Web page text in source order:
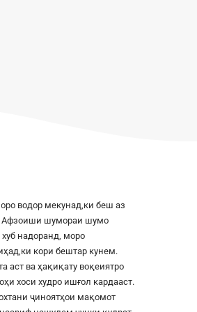
водор мекунад,ки беш аз
Афзоиши шумораи шумо
надоранд, моро
кори бештар кунем.
ва ҳақиқату воқеиятро
хоси худро ишғол кардааст.
ҷиноятҳои мақомот